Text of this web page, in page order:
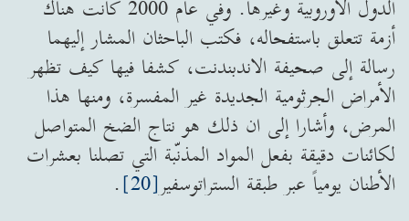
الدول الاوروبية وغيرها. وفي عام 2000 كانت هناك
أزمة تتعلق باستفحاله، فكتب الباحثان المشار إليهما
رسالة إلى صحيفة الاندبندنت، كشفا فيها كيف تظهر
الأمراض الجرثومية الجديدة غير المفسرة، ومنها هذا
المرض، وأشارا إلى ان ذلك هو نتاج الضخ المتواصل
لكائنات دقيقة بفعل المواد المذنّبة التي تصلنا بعشرات
الأطنان يومياً عبر طبقة الستراتوسفير[20]
.